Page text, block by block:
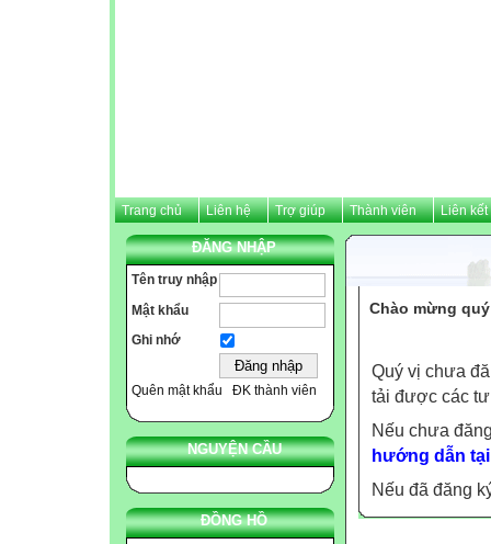
Trang chủ Liên hệ Trợ giúp Thành viên Liên kết
ĐĂNG NHẬP
Tên truy nhập
Mật khẩu
Ghi nhớ
Quên mật khẩu ĐK thành viên
NGUYỆN CẦU
ĐỒNG HỒ
Chào mừng
Quý vị chưa
tải được các
Nếu chưa
hướng dẫn
Nếu đã đăng